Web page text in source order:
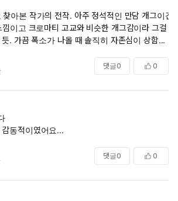
아본 작가의 전작. 아주 정석적인 만담 개그이긴
이고 크로마티 고교와 비슷한 개그감이라 그걸
. 가끔 폭소가 나올 때 솔직히 자존심이 상함...
댓글0 0
동적이였어요...
댓글0 0